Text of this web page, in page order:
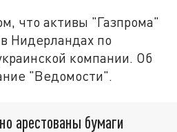
что активы "Газпрома"
Нидерландах по
компании. Об
"Ведомости".
арестованы бумаги